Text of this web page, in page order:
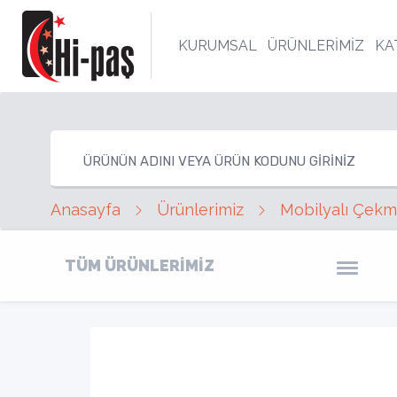
KURUMSAL ÜRÜNLERİMİZ
Anasayfa Ürünlerimiz Mobilyalı
TÜM ÜRÜNLERİMİZ